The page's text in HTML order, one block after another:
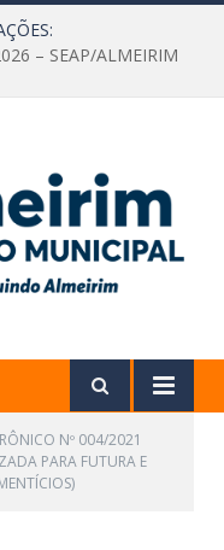
– SEAP/ALMEIRIM
Nº 004/2021
PARA FUTURA E